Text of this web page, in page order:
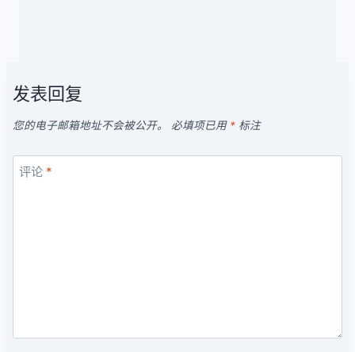
发表回复
您的电子邮箱地址不会被公开。 必填项已用 * 标注
评论 *